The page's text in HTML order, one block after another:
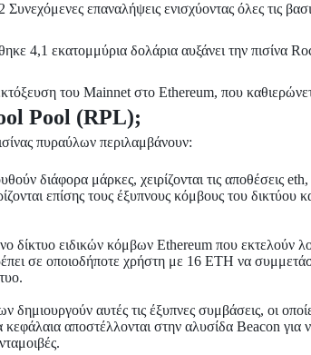
επαναλήψεις ενισχύοντας όλες τις
4,1 εκατομμύρια δολάρια αυξάνει την πισίνα
του Mainnet στο Ethereum, που
Pool (RPL);
πυραύλων περιλαμβάνουν:
διάφορα μάρκες, χειρίζονται τις αποθέσεις
επίσης τους έξυπνους κόμβους του
δίκτυο ειδικών κόμβων Ethereum που εκτελούν
σε οποιοδήποτε χρήστη με 16 ETH να
δημιουργούν αυτές τις έξυπνες συμβάσεις, οι
αποστέλλονται στην αλυσίδα Beacon για